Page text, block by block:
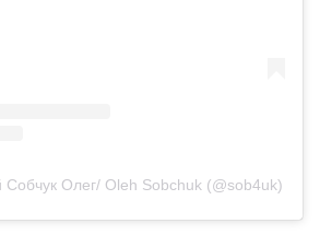
Олег/ Oleh Sobchuk (@sob4uk)